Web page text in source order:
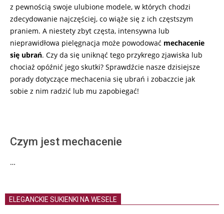
z pewnością swoje ulubione modele, w których chodzi
zdecydowanie najczęściej, co wiąże się z ich częstszym
praniem. A niestety zbyt częsta, intensywna lub
nieprawidłowa pielęgnacja może powodować mechacenie
się ubrań. Czy da się uniknąć tego przykrego zjawiska lub
chociaż opóźnić jego skutki? Sprawdźcie nasze dzisiejsze
porady dotyczące mechacenia się ubrań i zobaczcie jak
sobie z nim radzić lub mu zapobiegać!
Czym jest mechacenie
…
ELEGANCKIE SUKIENKI NA WESELE